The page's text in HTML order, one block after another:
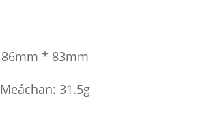
86mm * 83mm
Meáchan: 31.5g